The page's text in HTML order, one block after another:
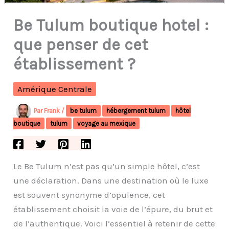
Be Tulum boutique hotel :
que penser de cet
établissement ?
Amérique Centrale
Par Frank / be tulum hébergement tulum
hôtel
boutique
tulum voyage au mexique
Le Be Tulum n’est pas qu’un simple hôtel, c’est
une déclaration. Dans une destination où le luxe
est souvent synonyme d’opulence, cet
établissement choisit la voie de l’épure, du brut et
de l’authentique. Voici l’essentiel à retenir de cette